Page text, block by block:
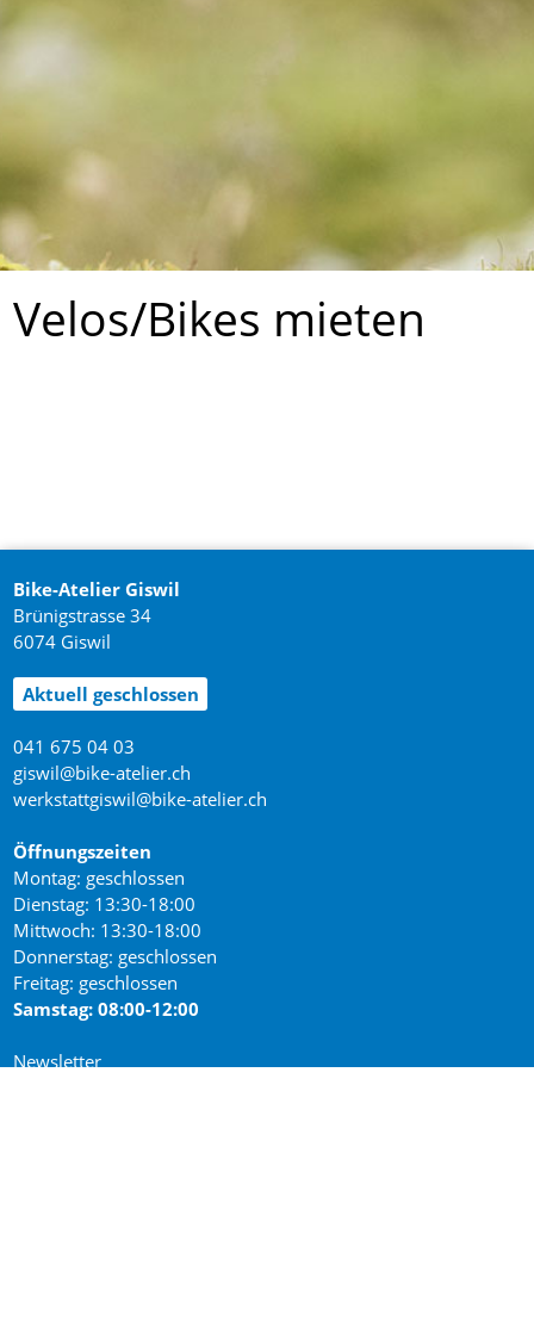
Velos/Bikes mieten
Bike-Atelier Giswil
Brünigstrasse 34
6074 Giswil
Aktuell geschlossen
041 675 04 03
giswil@bike-atelier.ch
werkstattgiswil@bike-atelier.ch
Öffnungszeiten
Montag: geschlossen
Dienstag: 13:30-18:00
Mittwoch: 13:30-18:00
Donnerstag: geschlossen
Freitag: geschlossen
Samstag: 08:00-12:00
Newsletter